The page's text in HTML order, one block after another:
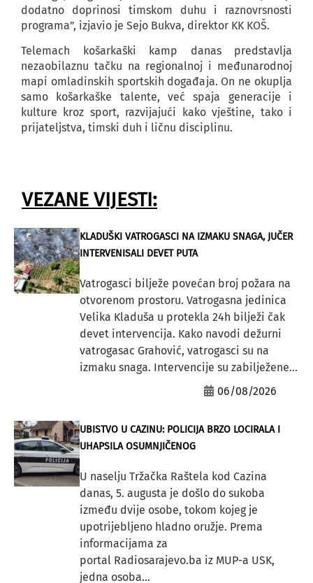
dodatno doprinosi timskom duhu i raznovrsnosti
programa”, izjavio je Sejo Bukva, direktor KK KOŠ.
Telemach košarkaški kamp danas predstavlja
nezaobilaznu tačku na regionalnoj i međunarodnoj
mapi omladinskih sportskih događaja. On ne okuplja
samo košarkaške talente, već spaja generacije i
kulture kroz sport, razvijajući kako vještine, tako i
prijateljstva, timski duh i ličnu disciplinu.
VEZANE VIJESTI:
KLADUŠKI VATROGASCI NA IZMAKU SNAGA, JUČER
INTERVENISALI DEVET PUTA
Vatrogasci bilježe povećan broj požara na
otvorenom prostoru. Vatrogasna jedinica
Velika Kladuša u protekla 24h bilježi čak
devet intervencija. Kako navodi dežurni
vatrogasac Grahović, vatrogasci su na
izmaku snaga. Intervencije su zabilježene...
06/08/2026
UBISTVO U CAZINU: POLICIJA BRZO LOCIRALA I
UHAPSILA OSUMNJIČENOG
U naselju Tržačka Raštela kod Cazina
danas, 5. augusta je došlo do sukoba
između dvije osobe, tokom kojeg je
upotrijebljeno hladno oružje. Prema
informacijama za
portal Radiosarajevo.ba iz MUP-a USK,
jedna osoba...